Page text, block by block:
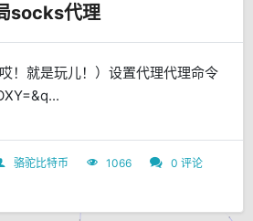
socks代理
！就是玩儿！）设置代理代理命令
骆驼比特币 1066
0 评论